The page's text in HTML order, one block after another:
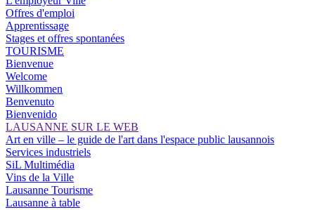
Offres d'emploi
Apprentissage
Stages et offres spontanées
TOURISME
Bienvenue
Welcome
Willkommen
Benvenuto
Bienvenido
LAUSANNE SUR LE WEB
Art en ville – le guide de l'art dans l'espace public lausannois
Services industriels
SiL Multimédia
Vins de la Ville
Lausanne Tourisme
Lausanne à table